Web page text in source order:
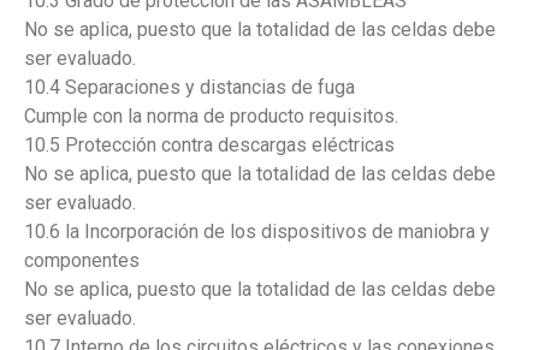
No se aplica, puesto que la totalidad de las celdas debe
ser evaluado.
10.4 Separaciones y distancias de fuga
Cumple con la norma de producto requisitos.
10.5 Protección contra descargas eléctricas
No se aplica, puesto que la totalidad de las celdas debe
ser evaluado.
10.6 la Incorporación de los dispositivos de maniobra y
componentes
No se aplica, puesto que la totalidad de las celdas debe
ser evaluado.